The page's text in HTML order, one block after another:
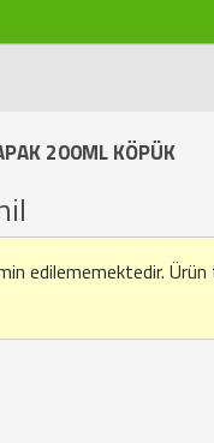
200ML KÖPÜK
edilememektedir. Ürün